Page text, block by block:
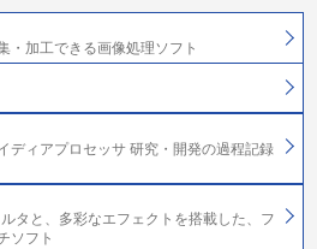
・加工できる画像処理ソフト
ディアプロセッサ 研究・開発の過程記録
タと、多彩なエフェクトを搭載した、フ
ソフト